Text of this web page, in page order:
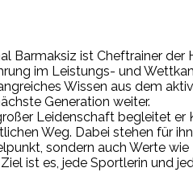
Barmaksiz ist Cheftrainer
im Leistungs- und
Wissen aus dem
Generation weiter.
Leidenschaft begleitet er
Weg. Dabei stehen für
sondern auch Werte wie
ist es, jede Sportlerin und